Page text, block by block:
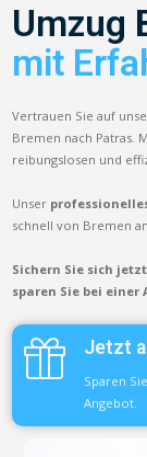
Umzug
mit
Vertrauen Sie auf
Bremen nach Patras.
reibungslosen und
Unser
schnell von Bremen
Sichern Sie sich
sparen Sie bei einer
Jetzt
Sparen
Angebot.